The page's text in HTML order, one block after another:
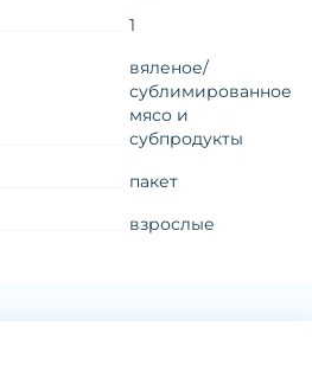
1
вяленое/
сублимированное
мясо и
субпродукты
пакет
взрослые